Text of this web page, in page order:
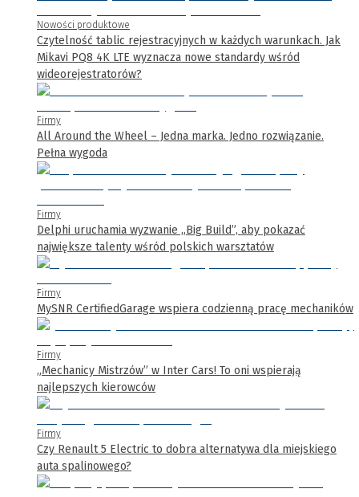
Nowości produktowe
Czytelność tablic rejestracyjnych w każdych warunkach. Jak
Mikavi PQ8 4K LTE wyznacza nowe standardy wśród
wideorejestratorów?
Firmy
All Around the Wheel – Jedna marka. Jedno rozwiązanie.
Pełna wygoda
Firmy
Delphi uruchamia wyzwanie „Big Build”, aby pokazać
największe talenty wśród polskich warsztatów
Firmy
MySNR CertifiedGarage wspiera codzienną pracę mechaników
Firmy
„Mechanicy Mistrzów” w Inter Cars! To oni wspierają
najlepszych kierowców
Firmy
Czy Renault 5 Electric to dobra alternatywa dla miejskiego
auta spalinowego?